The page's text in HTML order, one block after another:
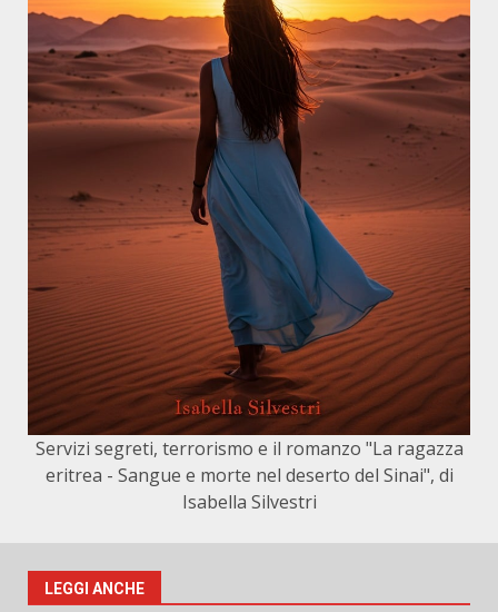
Servizi segreti, terrorismo e il romanzo "La ragazza
eritrea - Sangue e morte nel deserto del Sinai", di
Isabella Silvestri
LEGGI ANCHE